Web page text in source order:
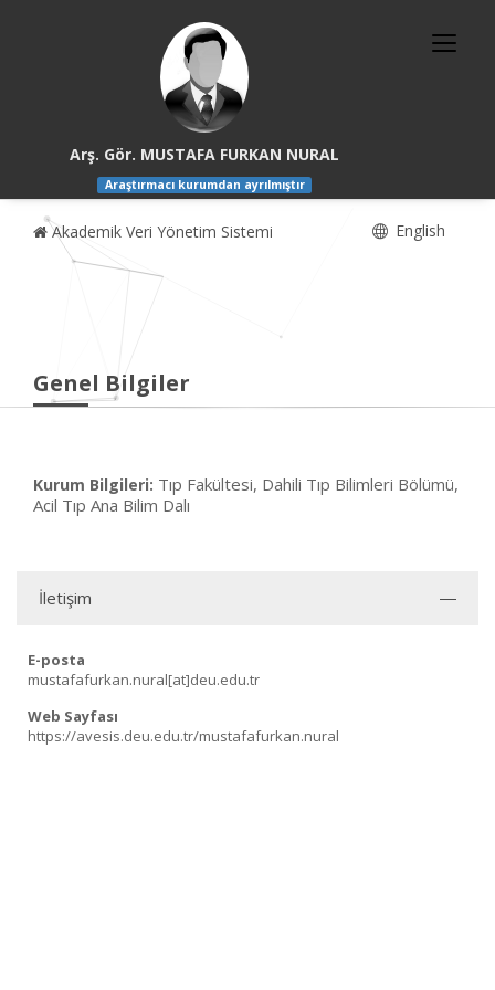
Arş. Gör. MUSTAFA FURKAN NURAL
Araştırmacı kurumdan ayrılmıştır
Akademik Veri Yönetim Sistemi English
Genel Bilgiler
Kurum Bilgileri: Tıp Fakültesi, Dahili Tıp Bilimleri Bölümü,
Acil Tıp Ana Bilim Dalı
İletişim
E-posta
mustafafurkan.nural[at]deu.edu.tr
Web Sayfası
https://avesis.deu.edu.tr/mustafafurkan.nural